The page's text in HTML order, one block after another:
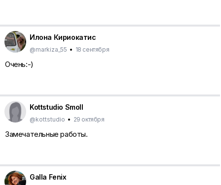
Илона Кириокатис
@markiza_55 • 18 сентября
Очень:-)
Kottstudio Smoll
@kottstudio • 29 октября
Замечательные работы.
Galla Fenix